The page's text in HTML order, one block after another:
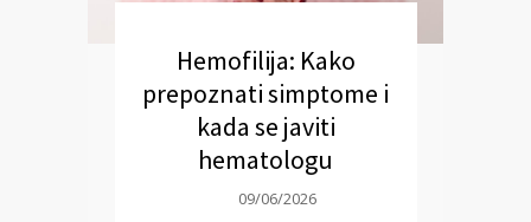
Hemofilija: Kako
prepoznati simptome i
kada se javiti
hematologu
09/06/2026